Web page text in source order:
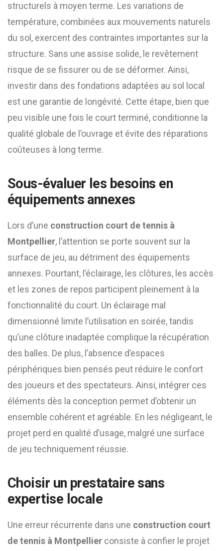
structurels à moyen terme. Les variations de
température, combinées aux mouvements naturels
du sol, exercent des contraintes importantes sur la
structure. Sans une assise solide, le revêtement
risque de se fissurer ou de se déformer. Ainsi,
investir dans des fondations adaptées au sol local
est une garantie de longévité. Cette étape, bien que
peu visible une fois le court terminé, conditionne la
qualité globale de l’ouvrage et évite des réparations
coûteuses à long terme.
Sous-évaluer les besoins en
équipements annexes
Lors d’une construction court de tennis à
Montpellier, l’attention se porte souvent sur la
surface de jeu, au détriment des équipements
annexes. Pourtant, l’éclairage, les clôtures, les accès
et les zones de repos participent pleinement à la
fonctionnalité du court. Un éclairage mal
dimensionné limite l’utilisation en soirée, tandis
qu’une clôture inadaptée complique la récupération
des balles. De plus, l’absence d’espaces
périphériques bien pensés peut réduire le confort
des joueurs et des spectateurs. Ainsi, intégrer ces
éléments dès la conception permet d’obtenir un
ensemble cohérent et agréable. En les négligeant, le
projet perd en qualité d’usage, malgré une surface
de jeu techniquement réussie.
Choisir un prestataire sans
expertise locale
Une erreur récurrente dans une construction court
de tennis à Montpellier consiste à confier le projet